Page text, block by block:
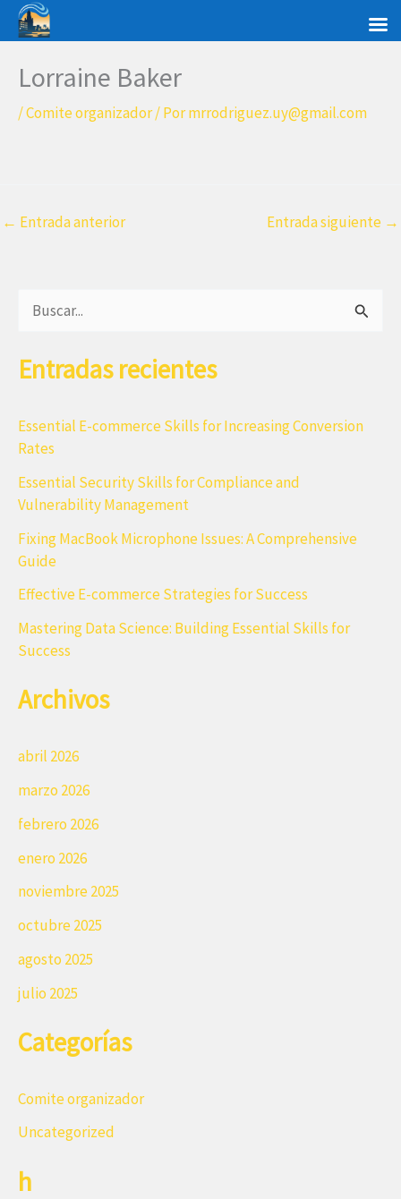
al
contenido
Lorraine Baker
/Comite organizador/ Pormrrodriguez.uy@gmail.com
← Entrada anterior Entrada siguiente →
s
a
r
p
o
r
Entradas recientes
Essential E-commerce Skills for Increasing Conversion
Rates
Essential Security Skills for Compliance and
Vulnerability Management
Fixing MacBook Microphone Issues: A Comprehensive
Guide
Effective E-commerce Strategies for Success
Mastering Data Science: Building Essential Skills for
Success
Archivos
abril 2026
marzo 2026
febrero 2026
enero 2026
noviembre 2025
octubre 2025
agosto 2025
julio 2025
Categorías
Comite organizador
Uncategorized
h